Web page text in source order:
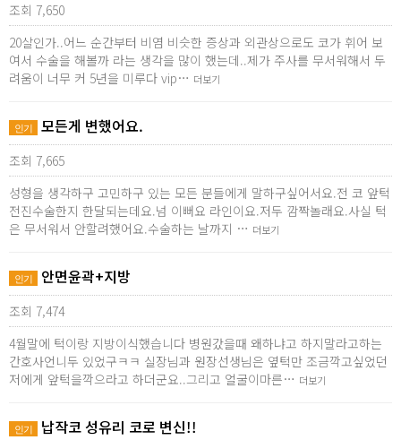
조회 7,650
20살인가..어느 순간부터 비염 비슷한 증상과 외관상으로도 코가 휘어 보
여서 수술을 해볼까 라는 생각을 많이 했는데..제가 주사를 무서워해서 두
려움이 너무 커 5년을 미루다 vip… 더보기
인기 모든게 변했어요.
조회 7,665
성형을 생각하구 고민하구 있는 모든 분들에게 말하구싶어서요.전 코 앞턱
전진수술한지 한달되는데요.넘 이뻐요 라인이요.저두 깜짝놀래요.사실 턱
은 무서워서 안할려했어요.수술하는 날까지 … 더보기
인기 안면윤곽+지방
조회 7,474
4월말에 턱이랑 지방이식했습니다 병원갔을때 왜하냐고 하지말라고하는
간호사언니두 있었구ㅋㅋ 실장님과 원장선생님은 옆턱만 조금깍고싶었던
저에게 앞턱을깍으라고 하더군요..그리고 얼굴이마른… 더보기
인기 납작코 성유리 코로 변신!!